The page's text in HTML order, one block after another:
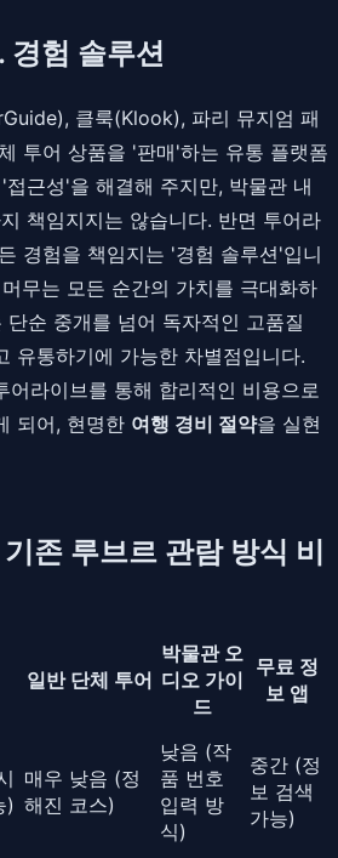
경험 솔루션
클룩(Klook), 파리 뮤지엄 패
투어 상품을 '판매'하는 유통 플랫폼
근성'을 해결해 주지만, 박물관 내
책임지지는 않습니다. 반면 투어라
경험을 책임지는 '경험 솔루션'입니
무는 모든 순간의 가치를 극대화하
순 중개를 넘어 독자적인 고품질
유통하기에 가능한 차별점입니다.
어라이브를 통해 합리적인 비용으로
되어, 현명한 여행 경비 절약을 실현
존 루브르 관람 방식 비
일반 단체 투어
박물관 오
디오 가이
드
무료 정
보 앱
)
매우 낮음 (정
해진 코스)
낮음 (작
품 번호
입력 방
식)
중간 (정
보 검색
가능)